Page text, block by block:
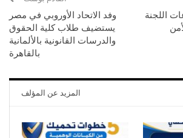
اللجنة
وفد الاتحاد الأوروبي في مصر
يستضيف طلاب كلية الحقوق
والدرسات القانونية بالألمانية
بالقاهرة
المزيد عن المؤلف